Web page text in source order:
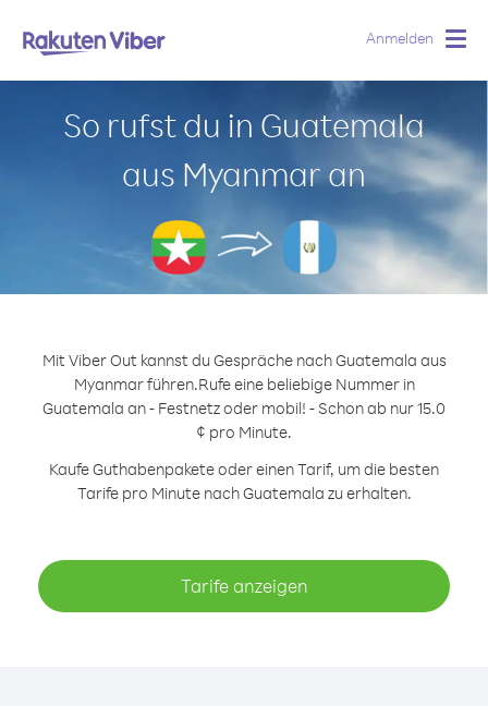
Anmelden
So rufst du in Guatemala
aus Myanmar an
Mit Viber Out kannst du Gespräche nach Guatemala aus
Myanmar führen.Rufe eine beliebige Nummer in
Guatemala an - Festnetz oder mobil! - Schon ab nur 15.0
¢ pro Minute.
Kaufe Guthabenpakete oder einen Tarif, um die besten
Tarife pro Minute nach Guatemala zu erhalten.
Tarife anzeigen